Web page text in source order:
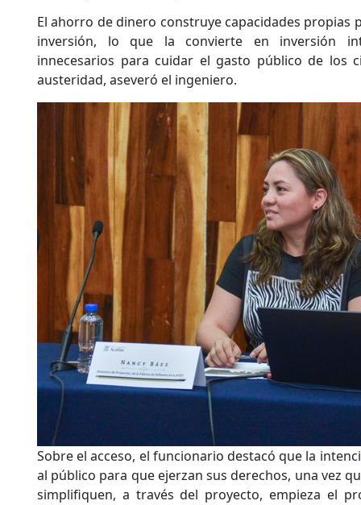
El ahorro de dinero construye capacidades
inversión, lo que la convierte en inversión
innecesarios para cuidar el gasto público de los
austeridad, aseveró el ingeniero.
Sobre el acceso, el funcionario destacó que la
al público para que ejerzan sus derechos, una vez
simplifiquen, a través del proyecto, empieza el